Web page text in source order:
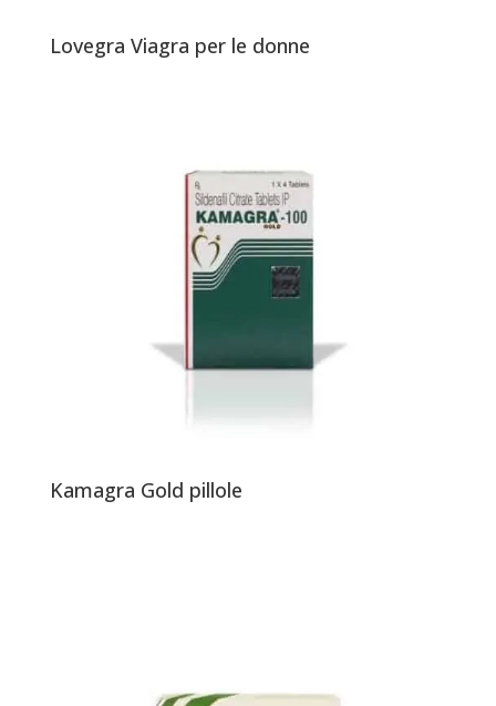
Lovegra Viagra per le donne
Kamagra Gold pillole